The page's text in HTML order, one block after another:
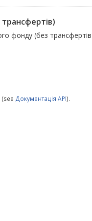
фонду (без
(see Документація API).